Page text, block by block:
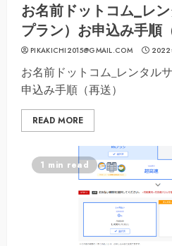
お名前ドットコム_レ
プラン）お申込み手順
PIKAKICHI2015@GMAIL.COM 2022
お名前ドットコム_レンタル
申込み手順（再送）
READ MORE
1 min read